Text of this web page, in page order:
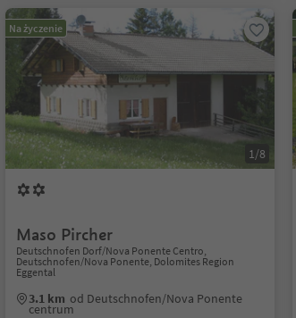
Na życzenie
1/8
Maso Pircher
Deutschnofen Dorf/Nova Ponente Centro,
Deutschnofen/Nova Ponente, Dolomites Region
Eggental
3.1 km od Deutschnofen/Nova Ponente
centrum